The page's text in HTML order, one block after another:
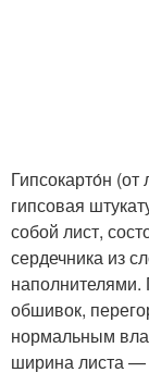
Гипсокарто́н (от
гипсовая
собой лист,
сердечника из
наполнителями.
обшивок,
нормальным
ширина листа —